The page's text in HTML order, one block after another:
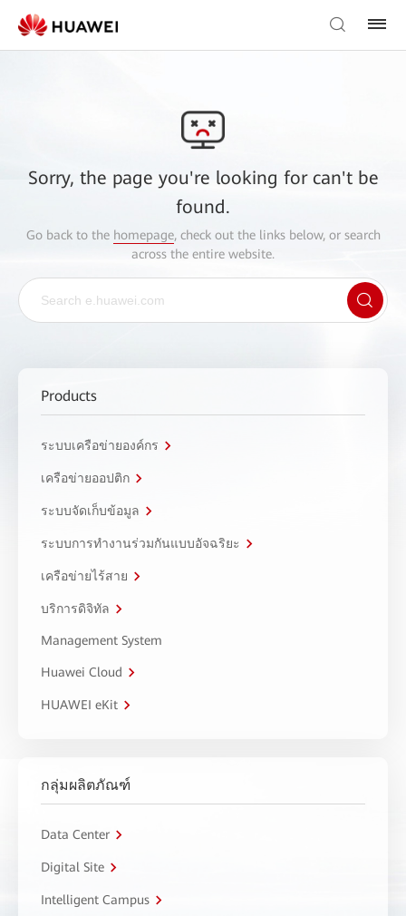
Sorry, the page you're looking for can't be
found.
Go back to the homepage, check out the links below, or search
across the entire website.
Products
ระบบเครือข่ายองค์กร
เครือข่ายออปติก
ระบบจัดเก็บข้อมูล
ระบบการทำงานร่วมกันแบบอัจฉริยะ
เครือข่ายไร้สาย
บริการดิจิทัล
Management System
Huawei Cloud
HUAWEI eKit
กลุ่มผลิตภัณฑ์
Data Center
Digital Site
Intelligent Campus